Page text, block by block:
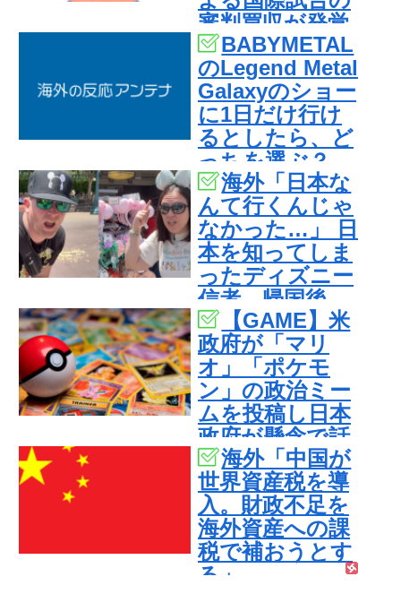
審判買収が発覚
し大騒ぎ！【海
外の反応】
BABYMETAL
のLegend Metal
Galaxyのショー
に1日だけ行け
るとしたら、ど
っちを選ぶ？
【海外の反応】
海外「日本な
んて行くんじゃ
なかった…」 日
本を知ってしま
ったディズニー
信者、帰国後
『本家』に失望
する事態に
【GAME】米
政府が「マリ
オ」「ポケモ
ン」の政治ミー
ムを投稿し日本
政府が懸念で話
題に！海外ファ
ン「任天堂の法
務部はどこ行っ
たんだ？」
海外「中国が
世界資産税を導
入。財政不足を
海外資産への課
税で補おうとす
る」